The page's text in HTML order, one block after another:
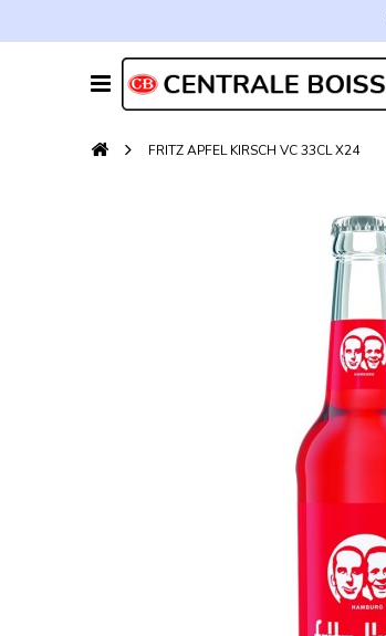
FRITZ APFEL KIRSCH VC 33CL X24